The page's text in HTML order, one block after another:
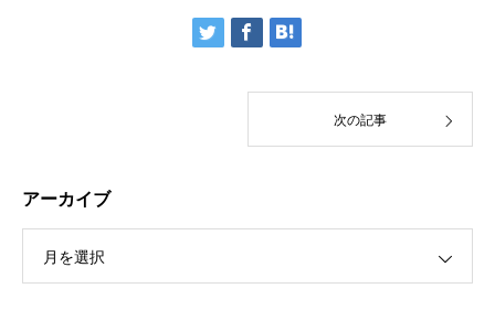
次の記事
アーカイブ
月を選択